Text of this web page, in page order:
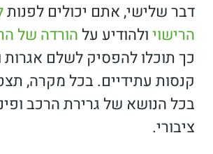
דבר שלישי, אתם יכולים לפנות
הרישויולהודיע עלהורדה של
כך תוכלו להפסיק לשלם אגרות
קנסות עתידיים. בכל מקרה,
בכל הנושא של גרירת הרכב
ציבורי.